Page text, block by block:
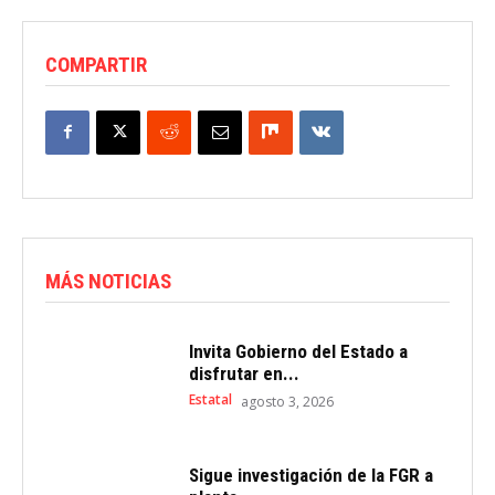
COMPARTIR
MÁS NOTICIAS
Invita Gobierno del Estado a
disfrutar en...
Estatal agosto 3, 2026
Sigue investigación de la FGR a